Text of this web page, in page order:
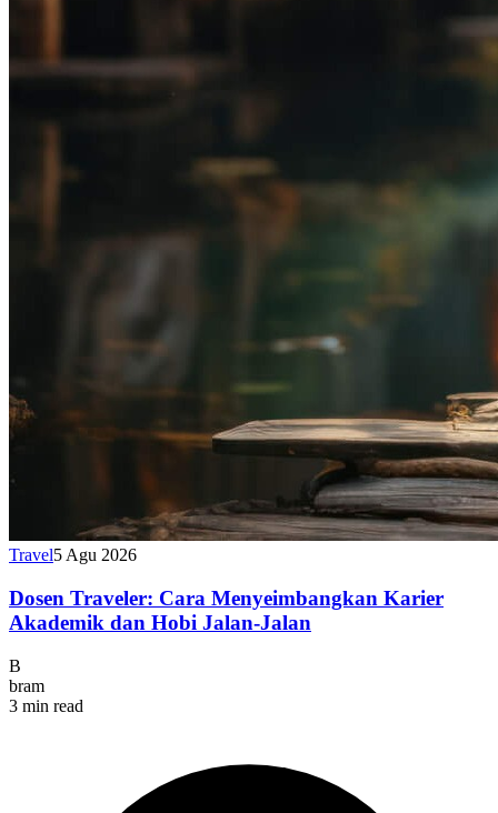
Travel5 Agu 2026
Dosen Traveler: Cara Menyeimbangkan Karier
Akademik dan Hobi Jalan-Jalan
B
bram
3 min read